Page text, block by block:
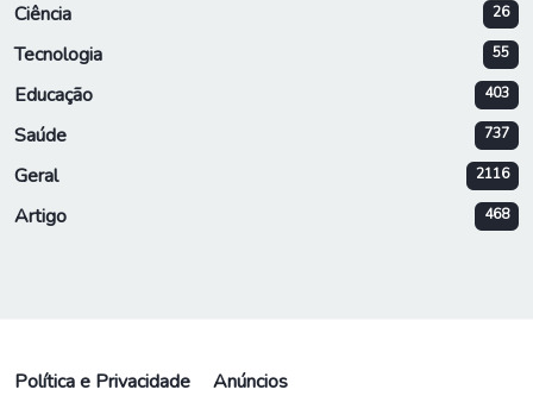
Ciência 26
Tecnologia 55
Educação 403
Saúde 737
Geral 2116
Artigo 468
Política e Privacidade Anúncios